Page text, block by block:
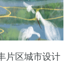
片区城市设计